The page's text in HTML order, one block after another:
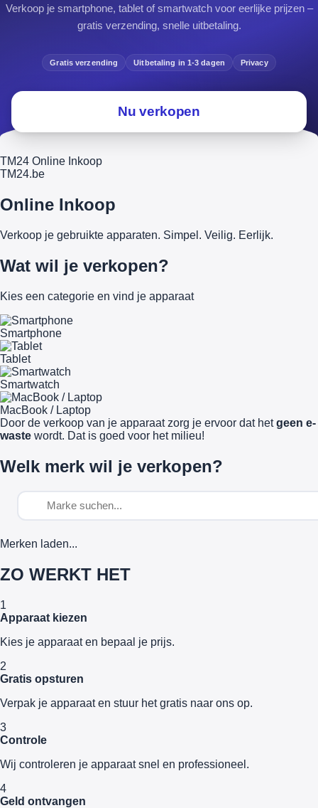
Verkoop je smartphone, tablet of smartwatch voor eerlijke prijzen –
gratis verzending, snelle uitbetaling.
Gratis verzending Uitbetaling in 1-3 dagen Privacy
Nu verkopen
TM24 Online Inkoop
TM24.be
Online Inkoop
Verkoop je gebruikte apparaten. Simpel. Veilig. Eerlijk.
Wat wil je verkopen?
Kies een categorie en vind je apparaat
Smartphone
Tablet
Smartwatch
MacBook / Laptop
Door de verkoop van je apparaat zorg je ervoor dat hetgeen e-
waste wordt. Dat is goed voor het milieu!
Welk merk wil je verkopen?
Merken laden...
ZO WERKT HET
1
Apparaat kiezen
Kies je apparaat en bepaal je prijs.
2
Gratis opsturen
Verpak je apparaat en stuur het gratis naar ons op.
3
Controle
Wij controleren je apparaat snel en professioneel.
4
Geld ontvangen